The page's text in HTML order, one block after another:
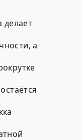
делает
а